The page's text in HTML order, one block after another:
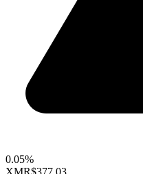
0.05%
XMR$377.03